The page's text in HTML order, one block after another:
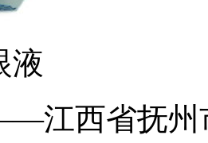
液
江西省抚州